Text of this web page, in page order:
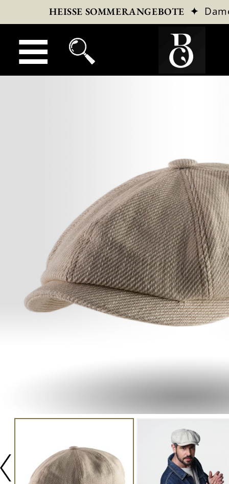
HEISSE SOMMERANGEBOTE ✦